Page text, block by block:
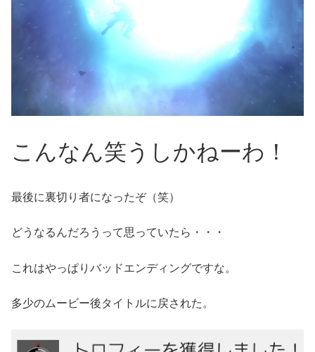
こんなん笑うしかねーわ！
最後に裏切り者になったぞ（笑）
どうなるんだろうって思っていたら・・・
これはやっぱりバッドエンディングですな。
多少のムービー後タイトルに戻された。